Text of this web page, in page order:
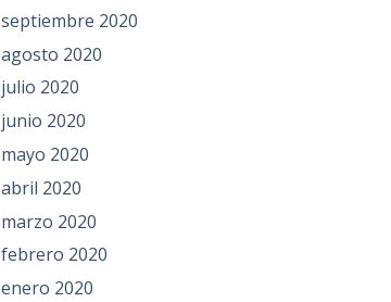
septiembre 2020
agosto 2020
julio 2020
junio 2020
mayo 2020
abril 2020
marzo 2020
febrero 2020
enero 2020